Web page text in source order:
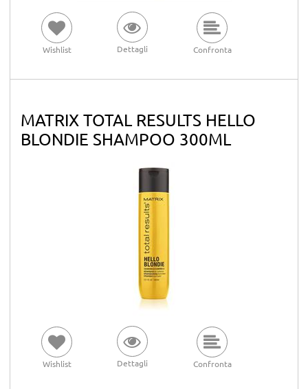
Wishlist Dettagli Confronta
MATRIX TOTAL RESULTS HELLO
BLONDIE SHAMPOO 300ML
Wishlist Dettagli Confronta